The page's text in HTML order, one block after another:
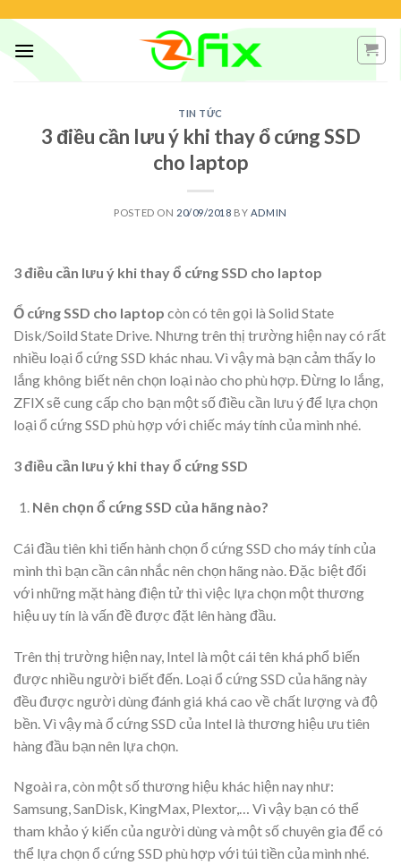
content
TIN TỨC
3 điều cần lưu ý khi thay ổ cứng SSD
cho laptop
POSTED ON 20/09/2018 BY ADMIN
3 điều cần lưu ý khi thay ổ cứng SSD cho laptop
Ổ cứng SSD cho laptop còn có tên gọi là Solid State
Disk/Soild State Drive. Nhưng trên thị trường hiện nay có rất
nhiều loại ổ cứng SSD khác nhau. Vì vậy mà bạn cảm thấy lo
lắng không biết nên chọn loại nào cho phù hợp. Đừng lo lắng,
ZFIX sẽ cung cấp cho bạn một số điều cần lưu ý để lựa chọn
loại ổ cứng SSD phù hợp với chiếc máy tính của mình nhé.
3 điều cần lưu ý khi thay ổ cứng SSD
Nên chọn ổ cứng SSD của hãng nào?
Cái đầu tiên khi tiến hành chọn ổ cứng SSD cho máy tính của
mình thì bạn cần cân nhắc nên chọn hãng nào. Đặc biệt đối
với những mặt hàng điện tử thì việc lựa chọn một thương
hiệu uy tín là vấn đề được đặt lên hàng đầu.
Trên thị trường hiện nay, Intel là một cái tên khá phổ biến
được nhiều người biết đến. Loại ổ cứng SSD của hãng này
đều được người dùng đánh giá khá cao về chất lượng và độ
bền. Vì vậy mà ổ cứng SSD của Intel là thương hiệu ưu tiên
hàng đầu bạn nên lựa chọn.
Ngoài ra, còn một số thương hiệu khác hiện nay như:
Samsung, SanDisk, KingMax, Plextor,… Vì vậy bạn có thể
tham khảo ý kiến của người dùng và một số chuyên gia để có
thể lựa chọn ổ cứng SSD phù hợp với túi tiền của mình nhé.